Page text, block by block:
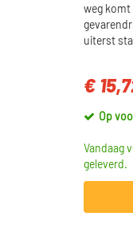
Niet op voorraad
weg komt
uiterst
€
Op
Vandaag
geleverd.